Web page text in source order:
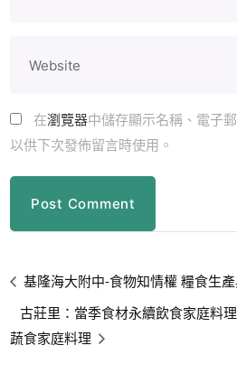
在瀏覽器中儲存顯示名稱、電子
以供下次發佈留言時使用。
基隆海大附中-食物知情權 糧食生
古莊里：當季食材永續飲食家庭料
蔬食家庭料理